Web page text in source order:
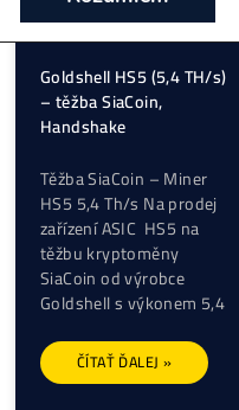
Goldshell HS5 (5,4 TH/s)
– těžba SiaCoin,
Handshake
Těžba SiaCoin – Miner
HS5 5,4 Th/s Na prodej
zařízení ASIC HS5 na
těžbu kryptoměny
SiaCoin od výrobce
Goldshell s výkonem 5,4
Rozumiem